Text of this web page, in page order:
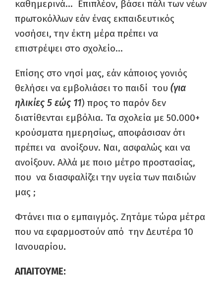
καθημερινά… Επιπλέον, βάσει πάλι των νέων
πρωτοκόλλων εάν ένας εκπαιδευτικός
νοσήσει, την έκτη μέρα πρέπει να
επιστρέψει στο σχολείο…
Επίσης στο νησί μας, εάν κάποιος γονιός
θελήσει να εμβολιάσει το παιδί του (για
ηλικίες 5 εώς 11) προς το παρόν δεν
διατίθενται εμβόλια. Τα σχολεία με 50.000+
κρούσματα ημερησίως, αποφάσισαν ότι
πρέπει να ανοίξουν. Ναι, ασφαλώς και να
ανοίξουν. Αλλά με ποιο μέτρο προστασίας,
που να διασφαλίζει την υγεία των παιδιών
μας ;
Φτάνει πια ο εμπαιγμός. Ζητάμε τώρα μέτρα
που να εφαρμοστούν από την Δευτέρα 10
Ιανουαρίου.
ΑΠΑΙΤΟΥΜΕ: